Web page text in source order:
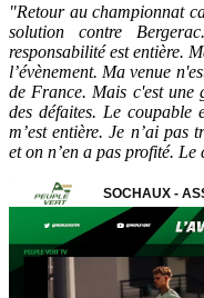
"Retour au championnat
solution contre
responsabilité est entière.
l’évènement. Ma venue
de France. Mais c'est une
des défaites. Le coupable
m’est entière. Je n’ai pas
et on n’en a pas profité. Le